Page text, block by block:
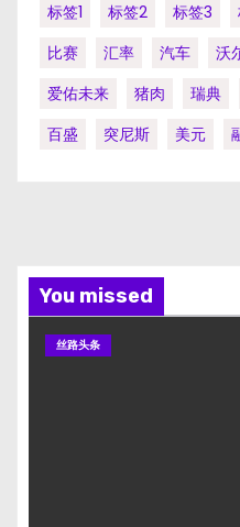
标签1
标签2 标签3
比赛
汇率 汽车 沃
爱佑未来
猪肉 瑞典
百盛
突尼斯 美元
You missed
丝路头条